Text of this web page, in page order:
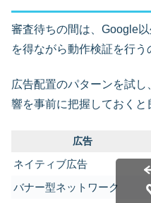
審査待ちの間は、Google
を得ながら動作検証を行う
広告配置のパターンを試
響を事前に把握しておくと
広告
ネイティブ広告
バナー型ネットワーク